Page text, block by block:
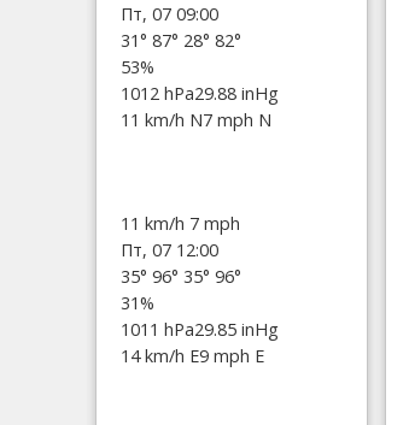
Пт, 07 09:00
31° 87° 28° 82°
53%
1012 hPa29.88 inHg
11 km/h N7 mph N
11 km/h 7 mph
Пт, 07 12:00
35° 96° 35° 96°
31%
1011 hPa29.85 inHg
14 km/h E9 mph E